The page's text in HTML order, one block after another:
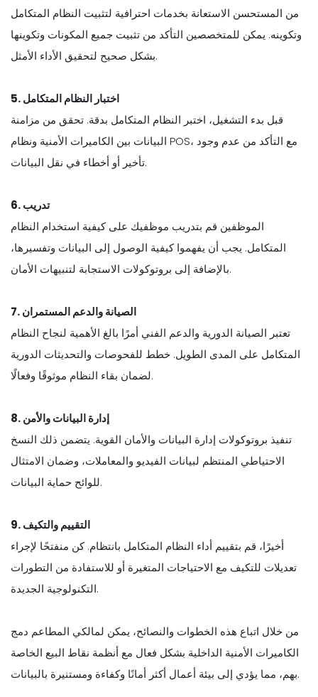
من المستحسن الاستعانة بخدمات احترافية لتثبيت النظام المتكامل
وتكوينه. يمكن للمتخصصين التأكد من تثبيت جميع المكونات وتكوينها
بشكل صحيح لتحقيق الأداء الأمثل.
5. اختبار النظام المتكامل
قبل بدء التشغيل، اختبر النظام المتكامل بدقة. تحقق من مزامنة
البيانات بين الكاميرات الأمنية ونظام POS، مع التأكد من عدم وجود
تأخير أو أخطاء في نقل البيانات.
6. تدريب
الموظفين قم بتدريب موظفيك على كيفية استخدام النظام
المتكامل. يجب أن يفهموا كيفية الوصول إلى البيانات وتفسيرها،
بالإضافة إلى بروتوكولات الاستجابة لتنبيهات الأمان.
7. الصيانة والدعم المستمران
تعتبر الصيانة الدورية والدعم الفني أمرًا بالغ الأهمية لنجاح النظام
المتكامل على المدى الطويل. خطط للفحوصات والتحديثات الدورية
لضمان بقاء النظام موثوقًا وفعالًا.
8. إدارة البيانات والأمن
تنفيذ بروتوكولات إدارة البيانات والأمان القوية. يتضمن ذلك النسخ
الاحتياطي المنتظم لبيانات الفيديو والمعاملات، وضمان الامتثال
للوائح حماية البيانات.
9. التقييم والتكيف
أخيرًا، قم بتقييم أداء النظام المتكامل بانتظام. كن منفتحًا لإجراء
تعديلات للتكيف مع الاحتياجات المتغيرة أو للاستفادة من التطورات
التكنولوجية الجديدة.
من خلال اتباع هذه الخطوات والنصائح، يمكن لمالكي المطاعم دمج
الكاميرات الأمنية الداخلية بشكل فعال مع أنظمة نقاط البيع الخاصة
بهم، مما يؤدي إلى بيئة أعمال أكثر أمانًا وكفاءة ومستنيرة بالبيانات.